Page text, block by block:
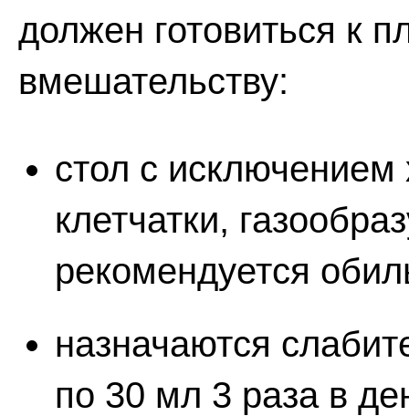
должен готовиться к
вмешательству:
стол с исключением
клетчатки,
рекомендуется
назначаются
по 30 мл 3 раза в